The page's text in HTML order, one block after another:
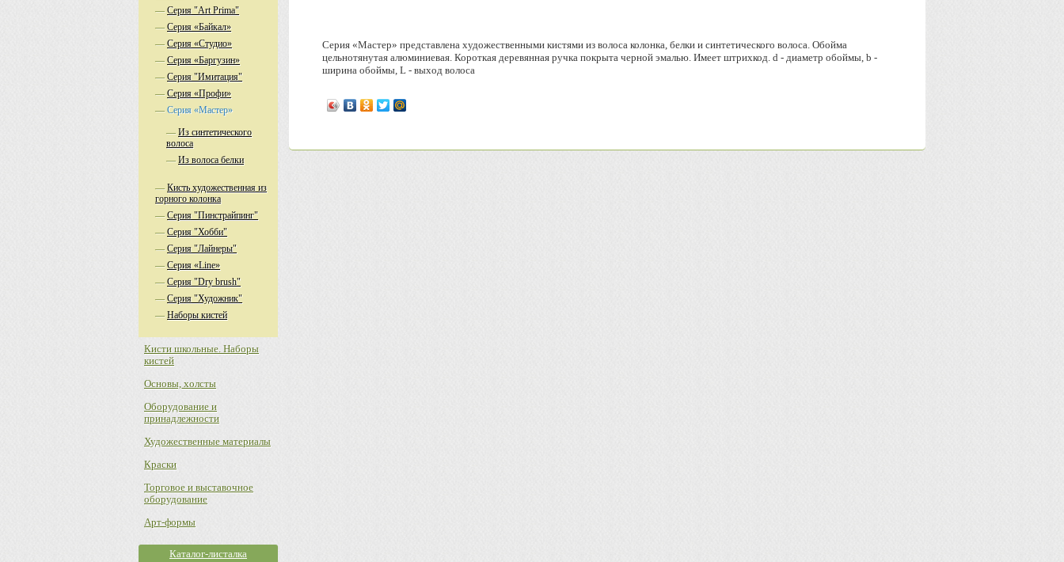
Серия «Мастер» представлена художественными кистями из волоса колонка, белки и синтетического волоса. Обойма
цельнотянутая алюминиевая. Короткая деревянная ручка покрыта черной эмалью. Имеет штрихкод. d - диаметр обоймы, b -
ширина обоймы, L - выход волоса
—Серия "Аrt Prima"
—Серия «Байкал»
—Серия «Студио»
—Серия «Баргузин»
—Серия "Имитация"
—Серия «Профи»
—Серия «Мастер»
—Из синтетического
волоса
—Из волоса белки
—Кисть художественная из
горного колонка
—Серия "Пинстрайпинг"
—Серия "Хобби"
—Серия "Лайнеры"
—Серия «Line»
—Серия "Dry brush"
—Серия "Художник"
—Наборы кистей
Кисти школьные. Наборы
кистей
Основы, холсты
Оборудование и
принадлежности
Художественные материалы
Краски
Торговое и выставочное
оборудование
Арт-формы
Каталог-листалка